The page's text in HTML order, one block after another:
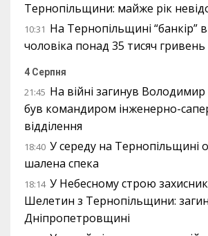
Тернопільщини: майже рік
10:31 На Тернопільщині “банкір”
чоловіка понад 35 тисяч гривень
4 Серпня
21:45 На війні загинув
був командиром інженерно-
відділення
18:40 У середу на Тернопільщині
шалена спека
18:14 У Небесному строю
Шелетин з Тернопільщини:
Дніпропетровщині